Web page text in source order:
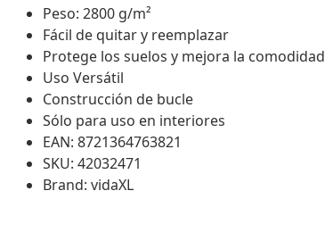
Peso: 2800 g/m²
Fácil de quitar y reemplazar
Protege los suelos y mejora la comodidad
Uso Versátil
Construcción de bucle
Sólo para uso en interiores
EAN: 8721364763821
SKU: 42032471
Brand: vidaXL